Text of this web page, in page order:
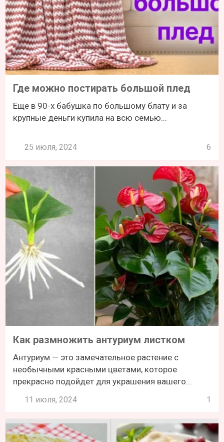
Где можно постирать большой плед
Еще в 90-х бабушка по большому блату и за
крупные деньги купила на всю семью...
25 июля, 2024 6
Как размножить антуриум листком
Антуриум — это замечательное растение с
необычными красными цветами, которое
прекрасно подойдет для украшения вашего...
11 июля, 2024 1